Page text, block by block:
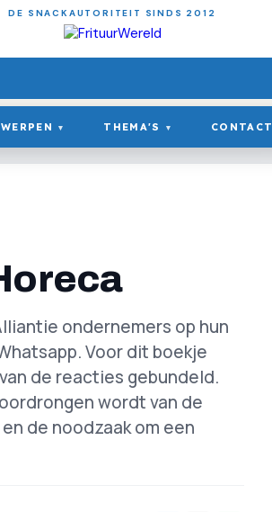
DE SNACKAUTORITEIT SINDS 2012
▾ THEMA'S ▾ CONTACT
ondernemers op hun
Voor dit boekje
de reacties gebundeld.
wordt van de
de noodzaak om een